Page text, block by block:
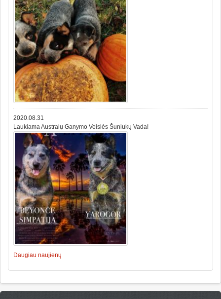
2020.08.31
Laukiama Australų Ganymo Veislės Šuniukų Vada!
Daugiau naujienų